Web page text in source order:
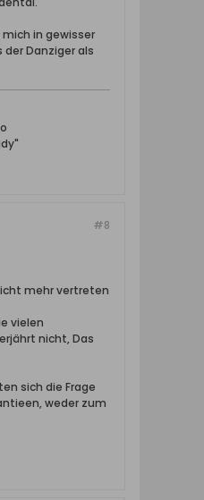
in gewisser
Danziger als
#8
mehr vertreten
vielen
nicht, Das
sich die Frage
weder zum